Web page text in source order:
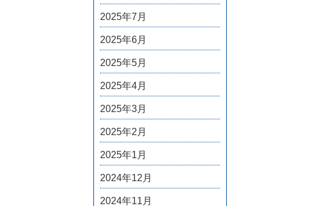
2025年7月
2025年6月
2025年5月
2025年4月
2025年3月
2025年2月
2025年1月
2024年12月
2024年11月